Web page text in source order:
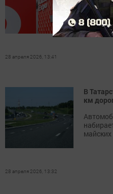
Концерт
29
28 апреля 2026, 13:41
В
км
28 апреля 2026, 13:32